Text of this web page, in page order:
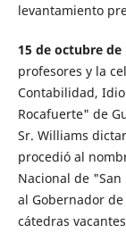
levantamiento
15 de octubre de
profesores y la
Contabilidad,
Rocafuerte" de
Sr. Williams
procedió al
Nacional de "San
al Gobernador
cátedras